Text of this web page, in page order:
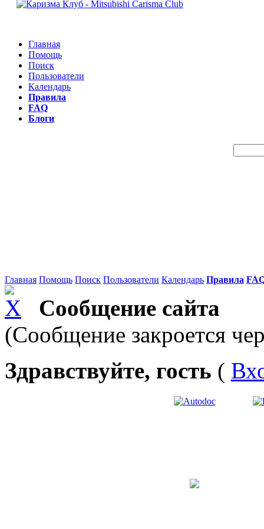
Главная
Помощь
Поиск
Пользователи
Календарь
Правила
FAQ
Блоги
Главная Помощь Поиск Пользователи Календарь Правила
Сообщение сайта
(Сообщение закроется
Здравствуйте, гость (